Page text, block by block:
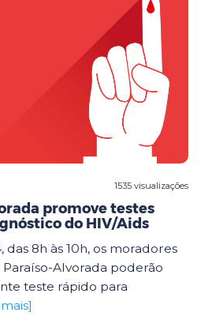
1535 visualizações
promove testes
do HIV/Aids
das 8h às 10h, os moradores
Alvorada poderão
teste rápido para